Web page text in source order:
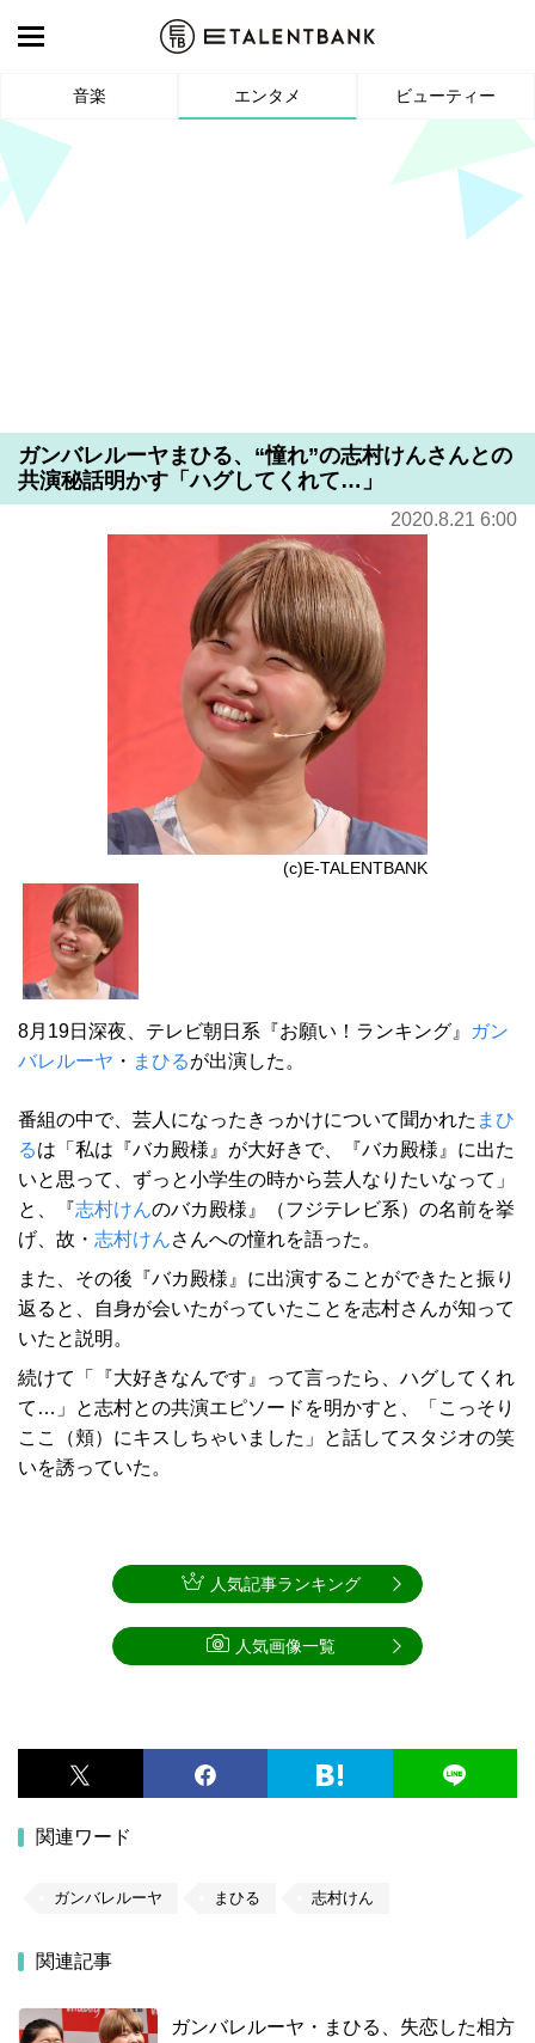
音楽 エンタメ ビューティー
ガンバレルーヤまひる、“憧れ”の志村けんさんとの
共演秘話明かす「ハグしてくれて…」
2020.8.21 6:00
(c)E-TALENTBANK
8月19日深夜、テレビ朝日系『お願い！ランキング』
ガン
バレルーヤ ・ まひるが出演した。
番組の中で、芸人になったきっかけについて聞かれた まひ
るは「私は『バカ殿様』が大好きで、『バカ殿様』に出た
いと思って、ずっと小学生の時から芸人なりたいなって」
と、『志村けんのバカ殿様』（フジテレビ系）の名前を挙
げ、故・ 志村けんさんへの憧れを語った。
また、その後『バカ殿様』に出演することができたと振り
返ると、自身が会いたがっていたことを志村さんが知って
いたと説明。
続けて「『大好きなんです』って言ったら、ハグしてくれ
て…」と志村との共演エピソードを明かすと、「こっそり
ここ（頬）にキスしちゃいました」と話してスタジオの笑
いを誘っていた。
関連ワード
ガンバレルーヤ まひる 志村けん
関連記事
ガンバレルーヤ・まひる、失恋した相方
人気記事ランキング
人気画像一覧